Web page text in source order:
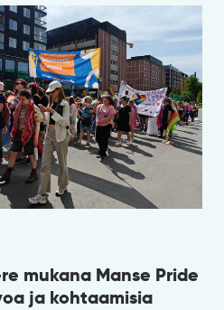
mukana Manse Pride
ja kohtaamisia